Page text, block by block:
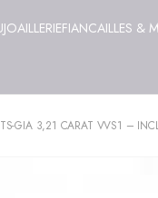
JOAILLERIEFIANCAILLES &
GIA 3,21 CARAT VVS1 –